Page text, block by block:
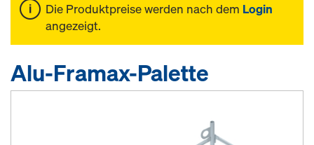
Die Produktpreise werden nach dem Login
angezeigt.
Alu-Framax-Palette